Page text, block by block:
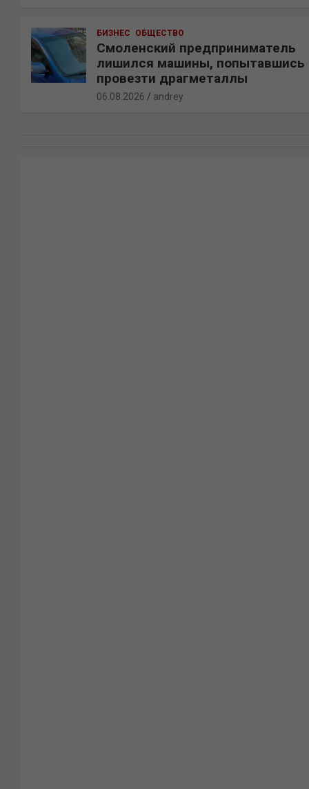
БИЗНЕС ОБЩЕСТВО
Смоленский предприниматель
лишился машины, попытавшись
провезти драгметаллы
06.08.2026 andrey